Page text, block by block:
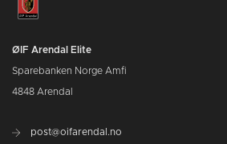
ØIF Arendal Elite
Sparebanken Norge Amfi
4848 Arendal
post@oifarendal.no